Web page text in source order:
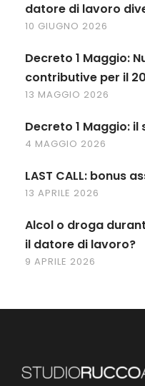
datore di lavoro
10 GIUGNO 2026
Decreto 1 Maggio:
contributive per il
13 MAGGIO 2026
Decreto 1 Maggio:
4 MAGGIO 2026
LAST CALL: bonus
13 APRILE 2026
Alcol o droga
il datore di lavoro?
9 APRILE 2026